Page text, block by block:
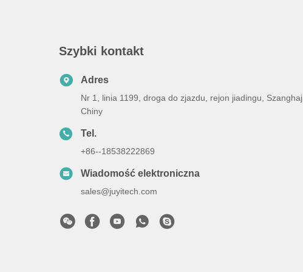
Szybki kontakt
Adres
Nr 1, linia 1199, droga do zjazdu, rejon jiadingu, Szanghaj,
Chiny
Tel.
+86--18538222869
Wiadomość elektroniczna
sales@juyitech.com